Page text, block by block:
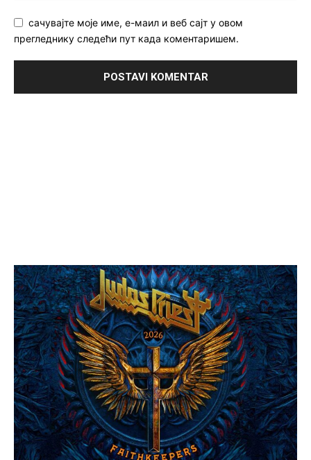
сачувајте моје име, е-маил и веб сајт у овом
прегледнику следећи пут када коментаришем.